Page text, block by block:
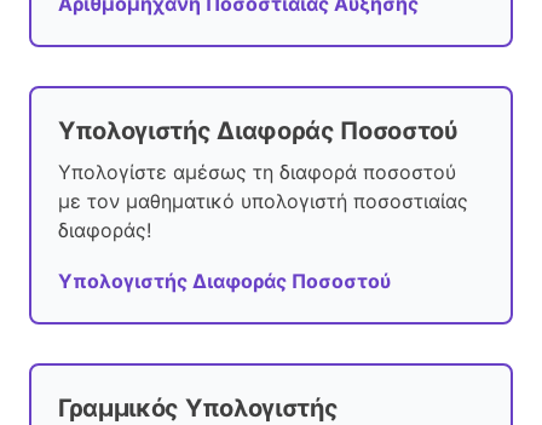
Υπολογιστής Διαφοράς Ποσοστού
Υπολογίστε αμέσως τη διαφορά ποσοστού
με τον μαθηματικό υπολογιστή ποσοστιαίας
διαφοράς!
Υπολογιστής Διαφοράς Ποσοστού
Γραμμικός Υπολογιστής